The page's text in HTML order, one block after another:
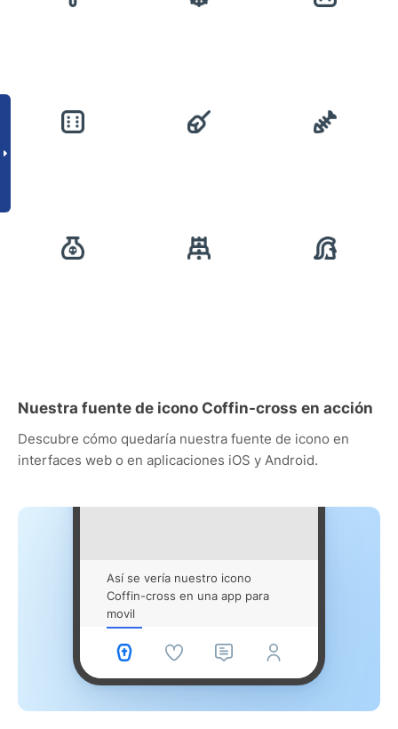
Nuestra fuente de icono Coffin-cross en acción
Descubre cómo quedaría nuestra fuente de icono en
interfaces web o en aplicaciones iOS y Android.
Así se vería nuestro icono
Coffin-cross en una app para
movil